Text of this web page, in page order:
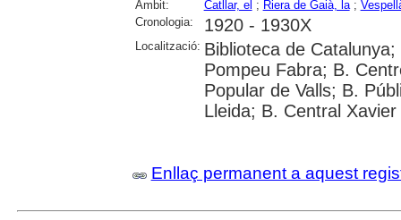
Àmbit:
Catllar, el ; Riera de Gaià, la;
Cronologia:
1920 - 1930X
Localització: Biblioteca de
Pompeu Fabra; B.
Popular de Valls; B.
Lleida; B. Central
Enllaç permanent a aquest